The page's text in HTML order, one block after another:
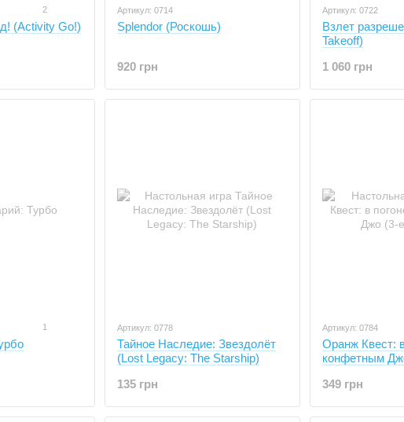
2
(Activity Go!)
Артикул: 0714
Splendor (Роскошь)
920 грн
Артикул: 0722
Взлет
Takeoff)
1 060 грн
1 Артикул: 0778
Тайное Наследие: Звездолёт
(Lost Legacy: The Starship)
135 грн
Артикул: 0784
Оранж Квест:
конфетным
349 грн